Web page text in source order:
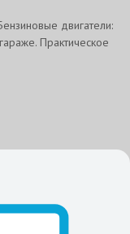
двигатели:
Практическое